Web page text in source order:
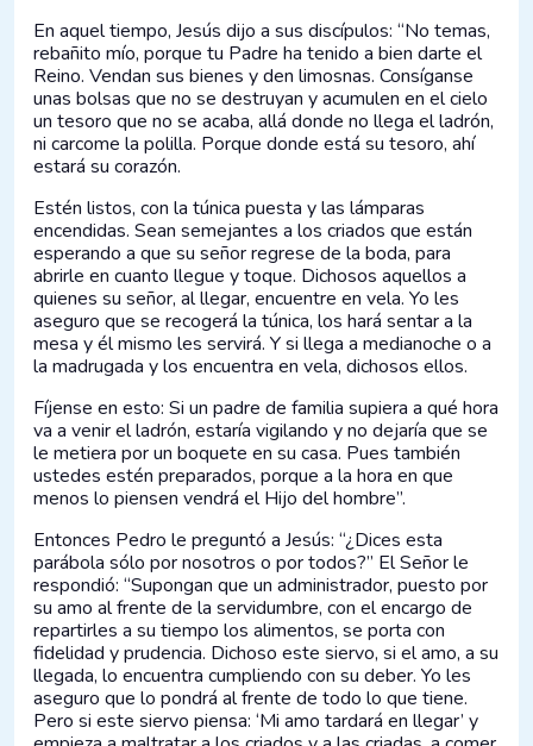
En aquel tiempo, Jesús dijo a sus discípulos: “No temas,
rebañito mío, porque tu Padre ha tenido a bien darte el
Reino. Vendan sus bienes y den limosnas. Consíganse
unas bolsas que no se destruyan y acumulen en el cielo
un tesoro que no se acaba, allá donde no llega el ladrón,
ni carcome la polilla. Porque donde está su tesoro, ahí
estará su corazón.
Estén listos, con la túnica puesta y las lámparas
encendidas. Sean semejantes a los criados que están
esperando a que su señor regrese de la boda, para
abrirle en cuanto llegue y toque. Dichosos aquellos a
quienes su señor, al llegar, encuentre en vela. Yo les
aseguro que se recogerá la túnica, los hará sentar a la
mesa y él mismo les servirá. Y si llega a medianoche o a
la madrugada y los encuentra en vela, dichosos ellos.
Fíjense en esto: Si un padre de familia supiera a qué hora
va a venir el ladrón, estaría vigilando y no dejaría que se
le metiera por un boquete en su casa. Pues también
ustedes estén preparados, porque a la hora en que
menos lo piensen vendrá el Hijo del hombre”.
Entonces Pedro le preguntó a Jesús: “¿Dices esta
parábola sólo por nosotros o por todos?” El Señor le
respondió: “Supongan que un administrador, puesto por
su amo al frente de la servidumbre, con el encargo de
repartirles a su tiempo los alimentos, se porta con
fidelidad y prudencia. Dichoso este siervo, si el amo, a su
llegada, lo encuentra cumpliendo con su deber. Yo les
aseguro que lo pondrá al frente de todo lo que tiene.
Pero si este siervo piensa: ‘Mi amo tardará en llegar’ y